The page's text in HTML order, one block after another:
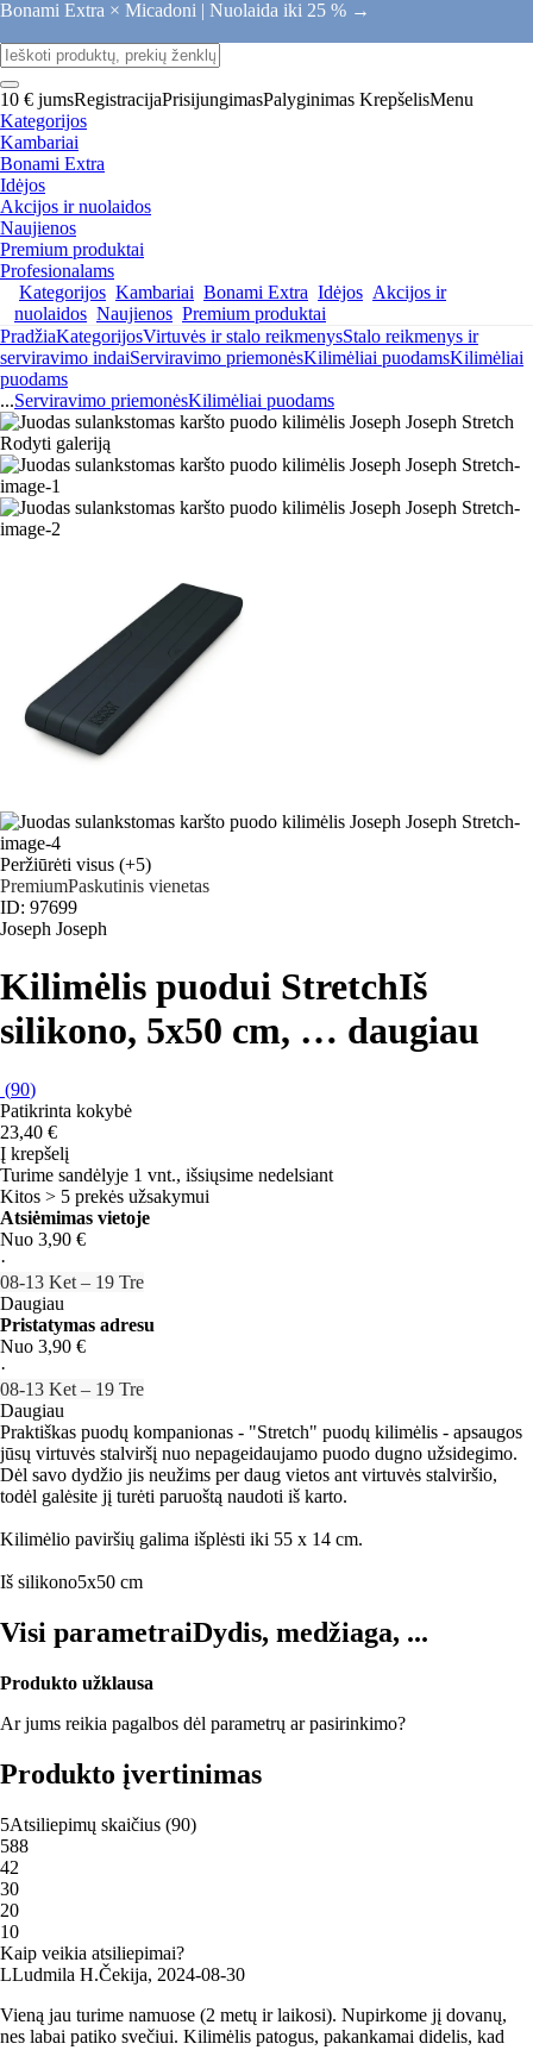
Bonami Extra × Micadoni | Nuolaida iki 25 % →
10 € jumsRegistracijaPrisijungimasPalyginimas KrepšelisMenu
Kategorijos
Kambariai
Bonami Extra
Idėjos
Akcijos ir nuolaidos
Naujienos
Premium produktai
Profesionalams
Kategorijos Kambariai Bonami Extra Idėjos Akcijos ir
nuolaidos Naujienos Premium produktai
PradžiaKategorijosVirtuvės ir stalo reikmenysStalo reikmenys ir
serviravimo indaiServiravimo priemonėsKilimėliai puodamsKilimėliai
puodams
...Serviravimo priemonėsKilimėliai puodams
Rodyti galeriją
Peržiūrėti visus (+5)
PremiumPaskutinis vienetas
ID: 97699
Joseph Joseph
Kilimėlis puodui StretchIš
silikono, 5x50 cm, … daugiau
(90)
Patikrinta kokybė
23,40 €
Į krepšelį
Turime sandėlyje 1 vnt., išsiųsime nedelsiant
Kitos > 5 prekės užsakymui
Atsiėmimas vietoje
Nuo 3,90 €
·
08‑13 Ket – 19 Tre
Daugiau
Pristatymas adresu
Nuo 3,90 €
·
08‑13 Ket – 19 Tre
Daugiau
Praktiškas puodų kompanionas - "Stretch" puodų kilimėlis - apsaugos
jūsų virtuvės stalviršį nuo nepageidaujamo puodo dugno užsidegimo.
Dėl savo dydžio jis neužims per daug vietos ant virtuvės stalviršio,
todėl galėsite jį turėti paruoštą naudoti iš karto.
Kilimėlio paviršių galima išplėsti iki 55 x 14 cm.
Iš silikono5x50 cm
Visi parametraiDydis, medžiaga, ...
Produkto užklausa
Ar jums reikia pagalbos dėl parametrų ar pasirinkimo?
Produkto įvertinimas
5Atsiliepimų skaičius (90)
588
42
30
20
10
Kaip veikia atsiliepimai?
LLudmila H.Čekija, 2024‑08‑30
Vieną jau turime namuose (2 metų ir laikosi). Nupirkome jį dovanų,
nes labai patiko svečiui. Kilimėlis patogus, pakankamai didelis, kad